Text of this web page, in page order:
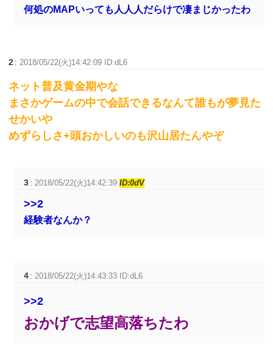
何処のMAPいっても人人人だらけで凄まじかったわ
2 :2018/05/22(火)14:42:09 ID:dL6
ネット普及黄金期やな
まさかゲームの中で会話できるなんて誰もが夢見た
せかいや
めずらしさ+頭おかしいのも沢山居たんやぞ
3 :2018/05/22(火)14:42:39ID:0dV
>>2
経験者なんか？
4 :2018/05/22(火)14:43:33 ID:dL6
>>2
おかげで志望高落ちたわ